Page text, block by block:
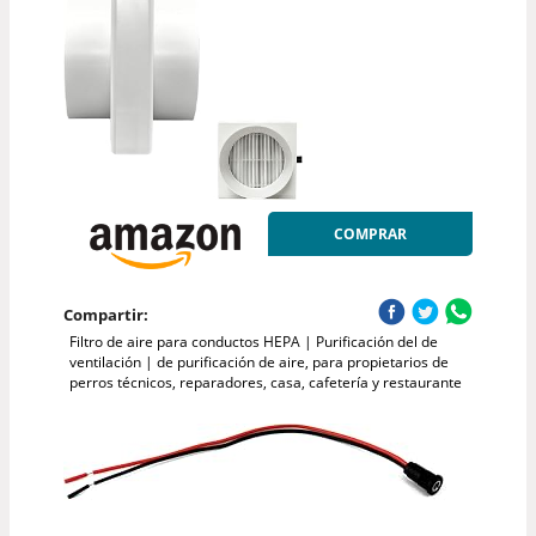
COMPRAR
Compartir:
Filtro de aire para conductos HEPA | Purificación del de
ventilación | de purificación de aire, para propietarios de
perros técnicos, reparadores, casa, cafetería y restaurante